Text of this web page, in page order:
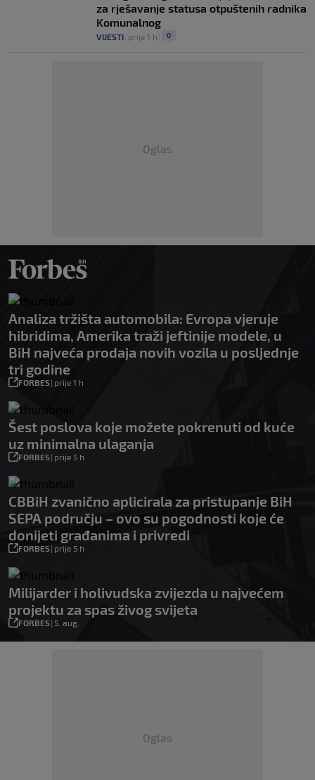
za rješavanje statusa otpuštenih radnika
Komunalnog
VIJESTI prije 1 h 0
Oglas
Analiza tržišta automobila: Evropa vjeruje
hibridima, Amerika traži jeftinije modele, u
BiH najveća prodaja novih vozila u posljednje
tri godine
FORBES| prije 1 h
Šest poslova koje možete pokrenuti od kuće
uz minimalna ulaganja
FORBES| prije 5 h
CBBiH zvanično aplicirala za pristupanje BiH
SEPA području – ovo su pogodnosti koje će
donijeti građanima i privredi
FORBES| prije 5 h
Milijarder i holivudska zvijezda u najvećem
projektu za spas živog svijeta
FORBES| 5. aug.
Oglas